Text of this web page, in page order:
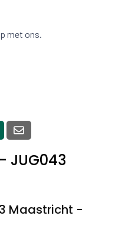
met ons.
JUG043
Maastricht -